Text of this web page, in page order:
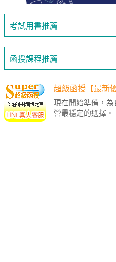
考試用書推薦
函授課程推薦
超級函授【最新
現在開始準備，
營最穩定的選擇。